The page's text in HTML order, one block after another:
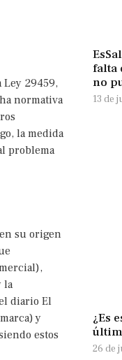
29459,
normativa
la medida
problema
su origen
la
diario El
y
estos
falta
no
13 de
¿Es
26 de